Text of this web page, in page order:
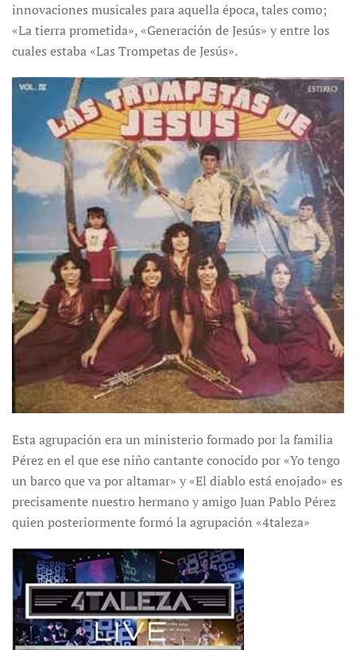
innovaciones musicales para aquella época, tales como;
«La tierra prometida», «Generación de Jesús» y entre los
cuales estaba «Las Trompetas de Jesús».
Esta agrupación era un ministerio formado por la familia
Pérez en el que ese niño cantante conocido por «Yo tengo
un barco que va por altamar» y «El diablo está enojado» es
precisamente nuestro hermano y amigo Juan Pablo Pérez
quien posteriormente formó la agrupación «4taleza»